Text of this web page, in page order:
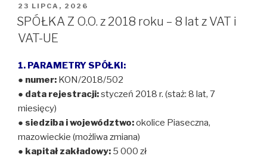
OPUBLIKOWANE
W
23 LIPCA, 2026
SPÓŁKA Z O.O. z 2018 roku – 8 lat z VAT i
VAT-UE
1. PARAMETRY SPÓŁKI:
● numer: KON/2018/502
● data rejestracji:styczeń 2018 r. (staż: 8 lat, 7
miesięcy)
● siedziba i województwo:okolice Piaseczna,
mazowieckie (możliwa zmiana)
● kapitał zakładowy: 5 000 zł